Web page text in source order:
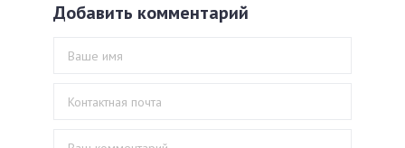
Добавить комментарий